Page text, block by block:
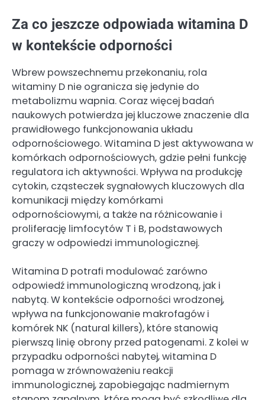
Za co jeszcze odpowiada witamina D
w kontekście odporności
Wbrew powszechnemu przekonaniu, rola
witaminy D nie ogranicza się jedynie do
metabolizmu wapnia. Coraz więcej badań
naukowych potwierdza jej kluczowe znaczenie dla
prawidłowego funkcjonowania układu
odpornościowego. Witamina D jest aktywowana w
komórkach odpornościowych, gdzie pełni funkcję
regulatora ich aktywności. Wpływa na produkcję
cytokin, cząsteczek sygnałowych kluczowych dla
komunikacji między komórkami
odpornościowymi, a także na różnicowanie i
proliferację limfocytów T i B, podstawowych
graczy w odpowiedzi immunologicznej.
Witamina D potrafi modulować zarówno
odpowiedź immunologiczną wrodzoną, jak i
nabytą. W kontekście odporności wrodzonej,
wpływa na funkcjonowanie makrofagów i
komórek NK (natural killers), które stanowią
pierwszą linię obrony przed patogenami. Z kolei w
przypadku odporności nabytej, witamina D
pomaga w zrównoważeniu reakcji
immunologicznej, zapobiegając nadmiernym